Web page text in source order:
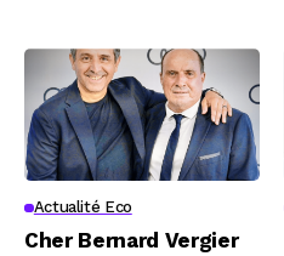
Actualité Eco
Cher Bernard Vergier